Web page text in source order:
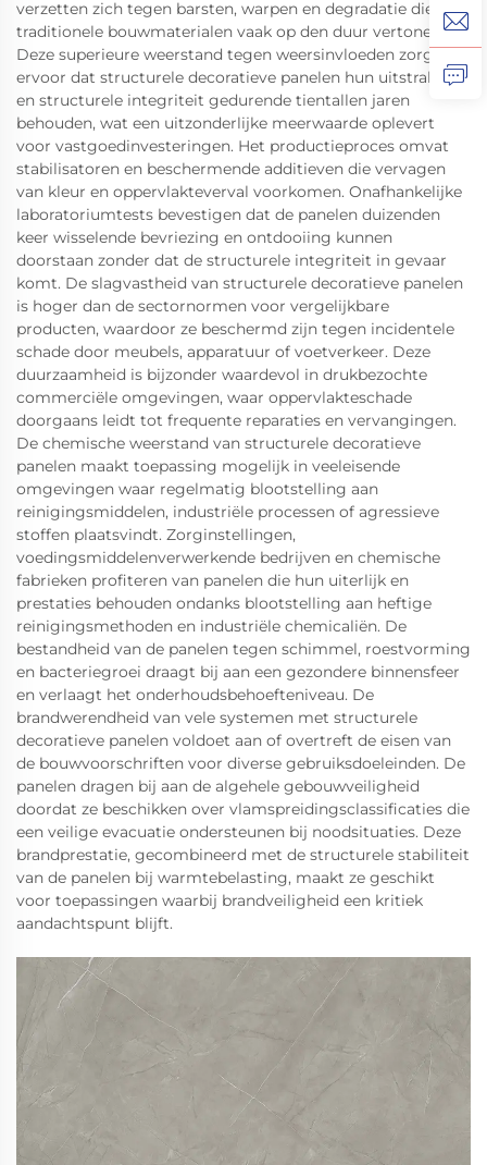
verzetten zich tegen barsten, warpen en degradatie die
traditionele bouwmaterialen vaak op den duur vertonen.
Deze superieure weerstand tegen weersinvloeden zorgt
ervoor dat structurele decoratieve panelen hun uitstraling
en structurele integriteit gedurende tientallen jaren
behouden, wat een uitzonderlijke meerwaarde oplevert
voor vastgoedinvesteringen. Het productieproces omvat
stabilisatoren en beschermende additieven die vervagen
van kleur en oppervlakteverval voorkomen. Onafhankelijke
laboratoriumtests bevestigen dat de panelen duizenden
keer wisselende bevriezing en ontdooiing kunnen
doorstaan zonder dat de structurele integriteit in gevaar
komt. De slagvastheid van structurele decoratieve panelen
is hoger dan de sectornormen voor vergelijkbare
producten, waardoor ze beschermd zijn tegen incidentele
schade door meubels, apparatuur of voetverkeer. Deze
duurzaamheid is bijzonder waardevol in drukbezochte
commerciële omgevingen, waar oppervlakteschade
doorgaans leidt tot frequente reparaties en vervangingen.
De chemische weerstand van structurele decoratieve
panelen maakt toepassing mogelijk in veeleisende
omgevingen waar regelmatig blootstelling aan
reinigingsmiddelen, industriële processen of agressieve
stoffen plaatsvindt. Zorginstellingen,
voedingsmiddelenverwerkende bedrijven en chemische
fabrieken profiteren van panelen die hun uiterlijk en
prestaties behouden ondanks blootstelling aan heftige
reinigingsmethoden en industriële chemicaliën. De
bestandheid van de panelen tegen schimmel, roestvorming
en bacteriegroei draagt bij aan een gezondere binnensfeer
en verlaagt het onderhoudsbehoefteniveau. De
brandwerendheid van vele systemen met structurele
decoratieve panelen voldoet aan of overtreft de eisen van
de bouwvoorschriften voor diverse gebruiksdoeleinden. De
panelen dragen bij aan de algehele gebouwveiligheid
doordat ze beschikken over vlamspreidingsclassificaties die
een veilige evacuatie ondersteunen bij noodsituaties. Deze
brandprestatie, gecombineerd met de structurele stabiliteit
van de panelen bij warmtebelasting, maakt ze geschikt
voor toepassingen waarbij brandveiligheid een kritiek
aandachtspunt blijft.